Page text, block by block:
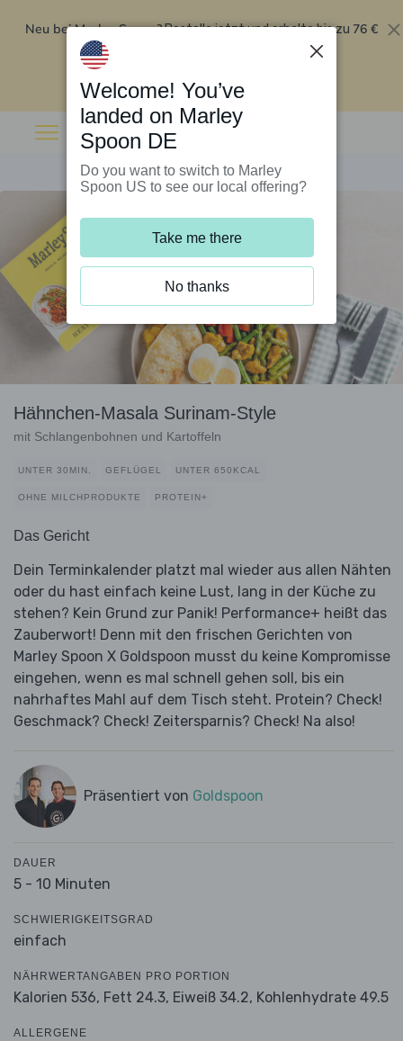
Neu bei Marley Spoon?Bestelle jetzt und erhalte bis zu 76 €
Rabatt auf deine ersten fünf Boxen
Hähnchen-Masala Surinam-Style
mit Schlangenbohnen und Kartoffeln
UNTER 30MIN. GEFLÜGEL UNTER 650KCAL
OHNE MILCHPRODUKTE PROTEIN+
Das Gericht
Dein Terminkalender platzt mal wieder aus allen Nähten
oder du hast einfach keine Lust, lang in der Küche zu
stehen? Kein Grund zur Panik! Performance+ heißt das
Zauberwort! Denn mit den frischen Gerichten von
Marley Spoon X Goldspoon musst du keine Kompromisse
eingehen, wenn es mal schnell gehen soll, bis ein
nahrhaftes Mahl auf dem Tisch steht. Protein? Check!
Geschmack? Check! Zeitersparnis? Check! Na also!
Präsentiert von Goldspoon
DAUER
5 - 10 Minuten
SCHWIERIGKEITSGRAD
einfach
NÄHRWERTANGABEN PRO PORTION
Kalorien 536, Fett 24.3, Eiweiß 34.2, Kohlenhydrate 49.5
ALLERGENE
Welcome! You’ve
landed on Marley
Spoon DE
Do you want to switch to Marley
Spoon US to see our local offering?
Take me there
No thanks